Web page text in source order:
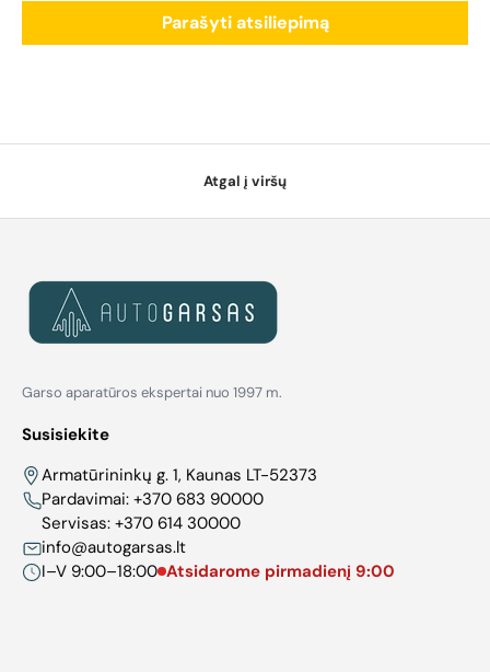
Parašyti atsiliepimą
Atgal į viršų
Garso aparatūros ekspertai nuo 1997 m.
Susisiekite
Armatūrininkų g. 1, Kaunas LT-52373
Pardavimai: +370 683 90000
Servisas: +370 614 30000
info@autogarsas.lt
I–V 9:00–18:00 Atsidarome pirmadienį 9:00